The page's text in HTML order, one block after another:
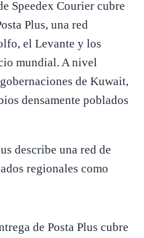
Speedex Courier cubre
Plus, una red
el Levante y los
mundial. A nivel
de Kuwait,
densamente poblados
describe una red de
regionales como
de Posta Plus cubre